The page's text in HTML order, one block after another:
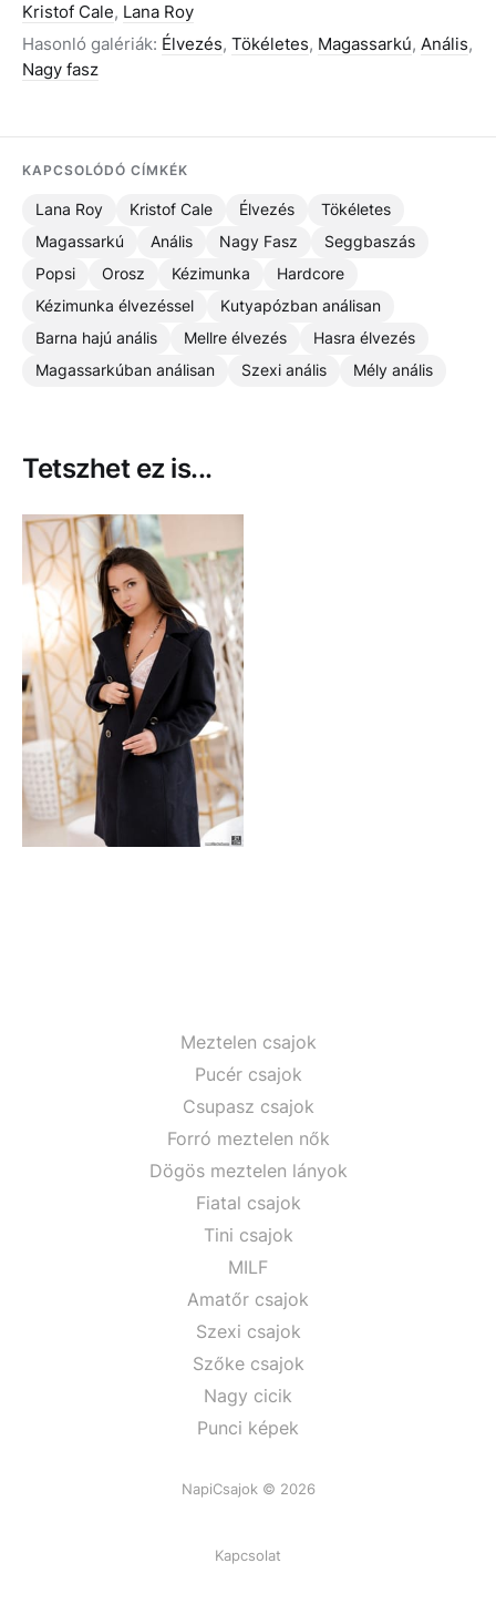
Kristof Cale, Lana Roy
Hasonló galériák: Élvezés, Tökéletes, Magassarkú, Anális,
Nagy fasz
KAPCSOLÓDÓ CÍMKÉK
Lana Roy Kristof Cale Élvezés
Tökéletes
Magassarkú
Anális Nagy Fasz
Seggbaszás
Popsi
Orosz Kézimunka
Hardcore
Kézimunka élvezéssel
Kutyapózban análisan
Barna hajú anális
Mellre élvezés
Hasra élvezés
Magassarkúban análisan
Szexi anális Mély anális
Tetszhet ez is...
Meztelen csajok
Pucér csajok
Csupasz csajok
Forró meztelen nők
Dögös meztelen lányok
Fiatal csajok
Tini csajok
MILF
Amatőr csajok
Szexi csajok
Szőke csajok
Nagy cicik
Punci képek
NapiCsajok © 2026
Kapcsolat